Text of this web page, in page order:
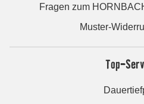
Fragen zum
Muster-
Top-